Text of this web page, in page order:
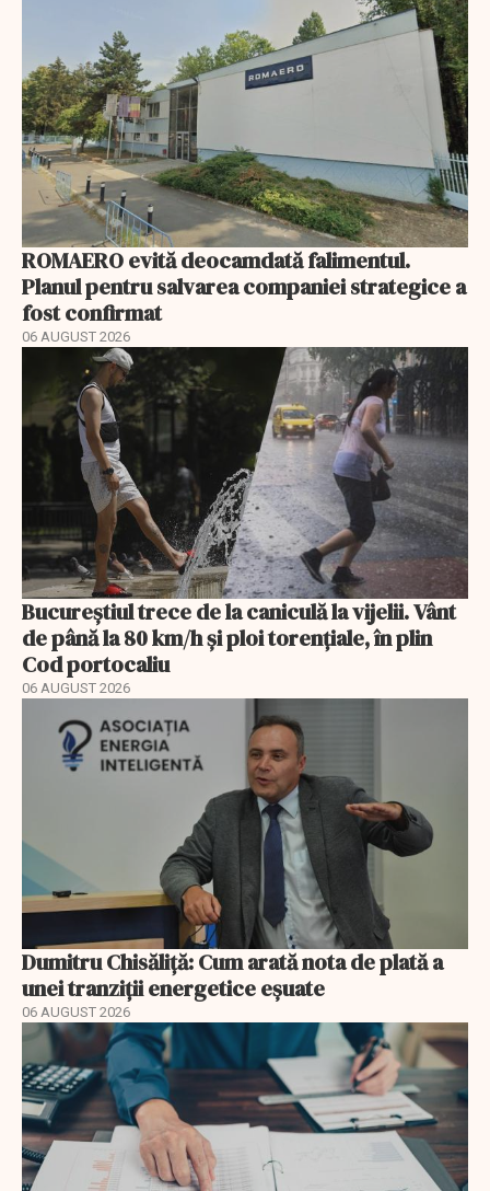
ROMAERO evită deocamdată falimentul.
Planul pentru salvarea companiei strategice a
fost confirmat
06 AUGUST 2026
Bucureștiul trece de la caniculă la vijelii. Vânt
de până la 80 km/h și ploi torențiale, în plin
Cod portocaliu
06 AUGUST 2026
Dumitru Chisăliță: Cum arată nota de plată a
unei tranziții energetice eșuate
06 AUGUST 2026